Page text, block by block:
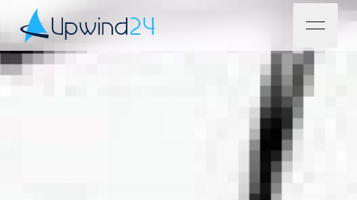
Upwind24
open